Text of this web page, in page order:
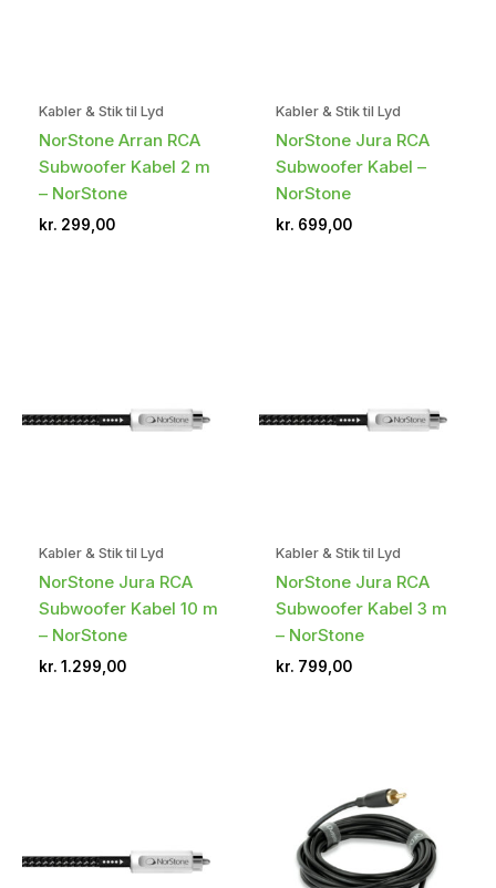
Kabler & Stik til Lyd
NorStone Arran RCA
Subwoofer Kabel 2 m
– NorStone
kr. 299,00
Kabler & Stik til Lyd
NorStone Jura RCA
Subwoofer Kabel –
NorStone
kr. 699,00
Kabler & Stik til Lyd
NorStone Jura RCA
Subwoofer Kabel 10 m
– NorStone
kr. 1.299,00
Kabler & Stik til Lyd
NorStone Jura RCA
Subwoofer Kabel 3 m
– NorStone
kr. 799,00